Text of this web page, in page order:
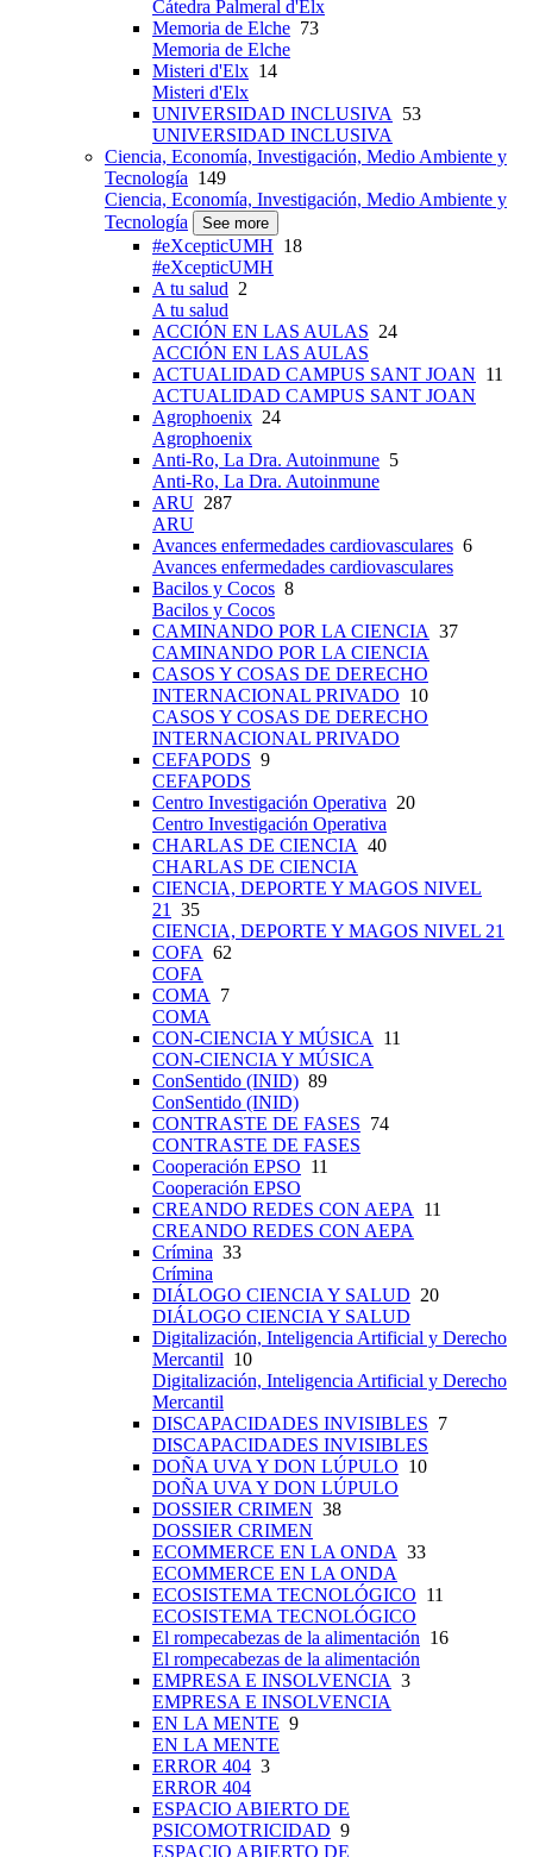
Cátedra Palmeral d'Elx
Memoria de Elche 73
Memoria de Elche
Misteri d'Elx 14
Misteri d'Elx
UNIVERSIDAD INCLUSIVA 53
UNIVERSIDAD INCLUSIVA
Ciencia, Economía, Investigación, Medio Ambiente y
Tecnología 149
Ciencia, Economía, Investigación, Medio Ambiente y
Tecnología
See more
#eXcepticUMH 18
#eXcepticUMH
A tu salud 2
A tu salud
ACCIÓN EN LAS AULAS 24
ACCIÓN EN LAS AULAS
ACTUALIDAD CAMPUS SANT JOAN 11
ACTUALIDAD CAMPUS SANT JOAN
Agrophoenix 24
Agrophoenix
Anti-Ro, La Dra. Autoinmune 5
Anti-Ro, La Dra. Autoinmune
ARU 287
ARU
Avances enfermedades cardiovasculares 6
Avances enfermedades cardiovasculares
Bacilos y Cocos 8
Bacilos y Cocos
CAMINANDO POR LA CIENCIA 37
CAMINANDO POR LA CIENCIA
CASOS Y COSAS DE DERECHO
INTERNACIONAL PRIVADO 10
CASOS Y COSAS DE DERECHO
INTERNACIONAL PRIVADO
CEFAPODS 9
CEFAPODS
Centro Investigación Operativa 20
Centro Investigación Operativa
CHARLAS DE CIENCIA 40
CHARLAS DE CIENCIA
CIENCIA, DEPORTE Y MAGOS NIVEL
21 35
CIENCIA, DEPORTE Y MAGOS NIVEL 21
COFA 62
COFA
COMA 7
COMA
CON-CIENCIA Y MÚSICA 11
CON-CIENCIA Y MÚSICA
ConSentido (INID) 89
ConSentido (INID)
CONTRASTE DE FASES 74
CONTRASTE DE FASES
Cooperación EPSO 11
Cooperación EPSO
CREANDO REDES CON AEPA 11
CREANDO REDES CON AEPA
Crímina 33
Crímina
DIÁLOGO CIENCIA Y SALUD 20
DIÁLOGO CIENCIA Y SALUD
Digitalización, Inteligencia Artificial y Derecho
Mercantil 10
Digitalización, Inteligencia Artificial y Derecho
Mercantil
DISCAPACIDADES INVISIBLES 7
DISCAPACIDADES INVISIBLES
DOÑA UVA Y DON LÚPULO 10
DOÑA UVA Y DON LÚPULO
DOSSIER CRIMEN 38
DOSSIER CRIMEN
ECOMMERCE EN LA ONDA 33
ECOMMERCE EN LA ONDA
ECOSISTEMA TECNOLÓGICO 11
ECOSISTEMA TECNOLÓGICO
El rompecabezas de la alimentación 16
El rompecabezas de la alimentación
EMPRESA E INSOLVENCIA 3
EMPRESA E INSOLVENCIA
EN LA MENTE 9
EN LA MENTE
ERROR 404 3
ERROR 404
ESPACIO ABIERTO DE
PSICOMOTRICIDAD 9
ESPACIO ABIERTO DE